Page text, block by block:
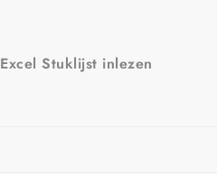
Excel Stuklijst inlezen